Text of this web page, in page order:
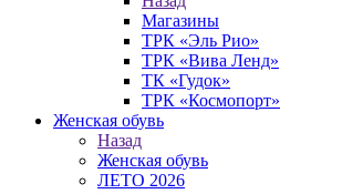
Магазины
ТРК «Эль Рио»
ТРК «Вива Ленд»
ТК «Гудок»
ТРК «Космопорт»
Женская обувь
Назад
Женская обувь
ЛЕТО 2026